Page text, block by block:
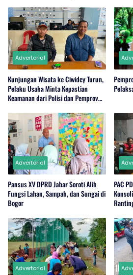
Advertorial
Kunjungan Wisata ke Ciwidey Turun,
Pelaku Usaha Minta Kepastian
Keamanan dari Polisi dan Pemprov
Advertorial
Pansus XV DPRD Jabar Soroti Alih
Fungsi Lahan, Sampah, dan Sungai di
Bogor
PAC
Advertorial